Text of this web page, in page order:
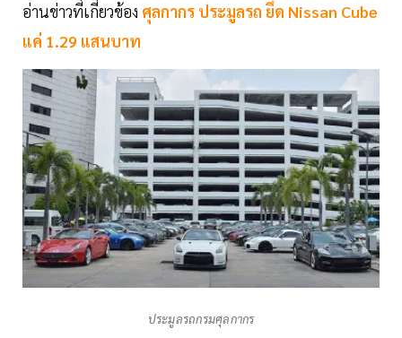
อ่านข่าวที่เกี่ยวข้อง ศุลกากร ประมูลรถ ยึด Nissan Cube
แค่ 1.29 แสนบาท
ประมูลรถกรมศุลกากร